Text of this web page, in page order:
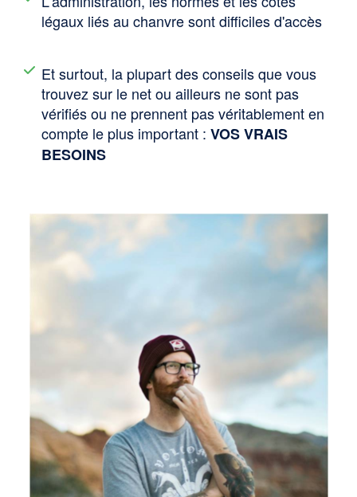
légaux liés au chanvre sont difficiles d'accès
Et surtout, la plupart des conseils que vous
trouvez sur le net ou ailleurs ne sont pas
vérifiés ou ne prennent pas véritablement en
compte le plus important : VOS VRAIS
BESOINS